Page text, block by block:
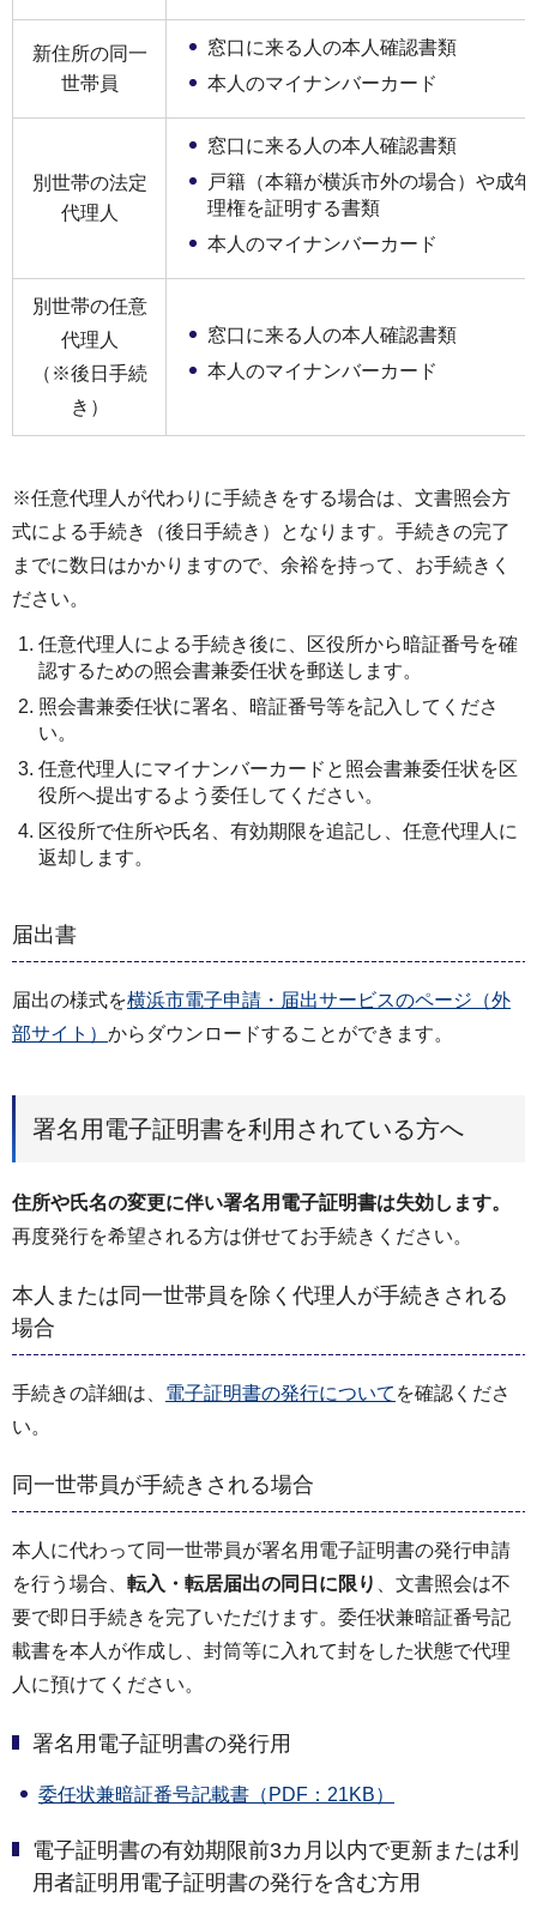
新住所の同一
世帯員
窓口に来る人の本人確認書類
本人のマイナンバーカード
別世帯の法定
代理人
窓口に来る人の本人確認書類
戸籍（本籍が横浜市外の場合）や成
理権を証明する書類
本人のマイナンバーカード
別世帯の任意
代理人
（※後日手続
き）
窓口に来る人の本人確認書類
本人のマイナンバーカード
※任意代理人が代わりに手続きをする場合は、文書照会方
式による手続き（後日手続き）となります。手続きの完了
までに数日はかかりますので、余裕を持って、お手続きく
ださい。
任意代理人による手続き後に、区役所から暗証番号を確
認するための照会書兼委任状を郵送します。
照会書兼委任状に署名、暗証番号等を記入してくださ
い。
任意代理人にマイナンバーカードと照会書兼委任状を区
役所へ提出するよう委任してください。
区役所で住所や氏名、有効期限を追記し、任意代理人に
返却します。
届出書
届出の様式を横浜市電子申請・届出サービスのページ（外
部サイト） からダウンロードすることができます。
署名用電子証明書を利用されている方へ
住所や氏名の変更に伴い署名用電子証明書は失効します。
再度発行を希望される方は併せてお手続きください。
本人または同一世帯員を除く代理人が手続きされる
場合
手続きの詳細は、 電子証明書の発行について を確認くださ
い。
同一世帯員が手続きされる場合
本人に代わって同一世帯員が署名用電子証明書の発行申請
を行う場合、 転入・転居届出の同日に限り
、文書照会は不
要で即日手続きを完了いただけます。委任状兼暗証番号記
載書を本人が作成し、封筒等に入れて封をした状態で代理
人に預けてください。
署名用電子証明書の発行用
委任状兼暗証番号記載書（PDF：21KB）
電子証明書の有効期限前3カ月以内で更新または利
用者証明用電子証明書の発行を含む方用